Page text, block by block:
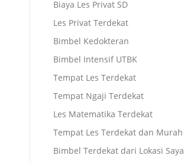
Biaya Les Privat SD
Les Privat Terdekat
Bimbel Kedokteran
Bimbel Intensif UTBK
Tempat Les Terdekat
Tempat Ngaji Terdekat
Les Matematika Terdekat
Tempat Les Terdekat dan Murah
Bimbel Terdekat dari Lokasi Saya